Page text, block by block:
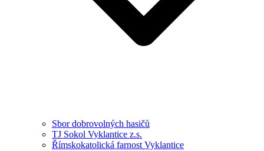
Sbor dobrovolných hasičů
TJ Sokol Vyklantice z.s.
Římskokatolická farnost Vyklantice